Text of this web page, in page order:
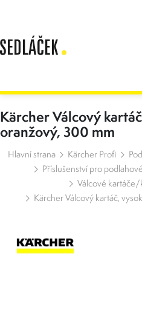
Kärcher Válcový
oranžový, 300 mm
Hlavní strana Kärcher Profi
Příslušenství pro
Válcové
Kärcher Válcový kartáč,